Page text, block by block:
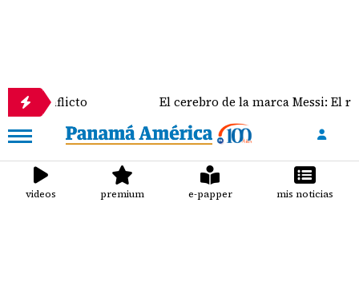
El cerebro de la marca Messi: El rol clave de
videos premium e-papper mis noticias